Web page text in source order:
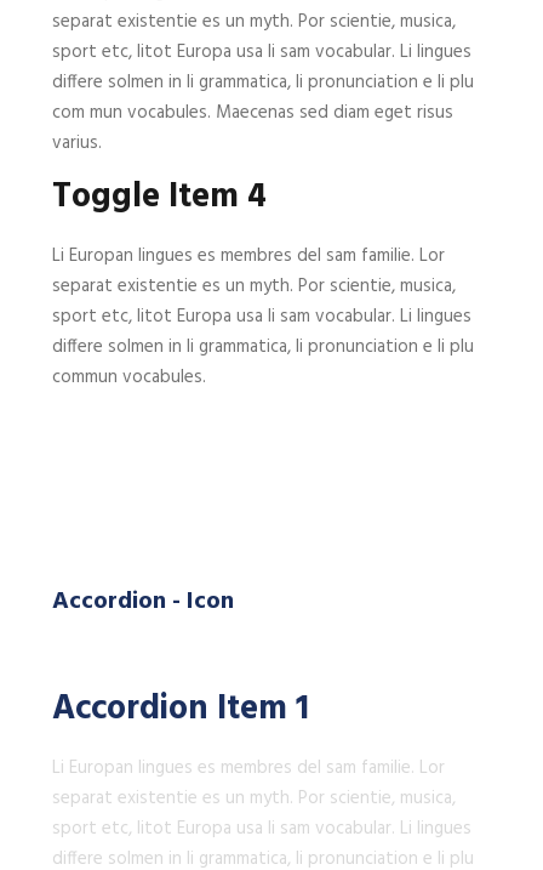
separat existentie es un myth. Por scientie, musica,
sport etc, litot Europa usa li sam vocabular. Li lingues
differe solmen in li grammatica, li pronunciation e li plu
com mun vocabules. Maecenas sed diam eget risus
varius.
Toggle Item 4
Li Europan lingues es membres del sam familie. Lor
separat existentie es un myth. Por scientie, musica,
sport etc, litot Europa usa li sam vocabular. Li lingues
differe solmen in li grammatica, li pronunciation e li plu
commun vocabules.
Accordion - Icon
Accordion Item 1
Li Europan lingues es membres del sam familie. Lor
separat existentie es un myth. Por scientie, musica,
sport etc, litot Europa usa li sam vocabular. Li lingues
differe solmen in li grammatica, li pronunciation e li plu